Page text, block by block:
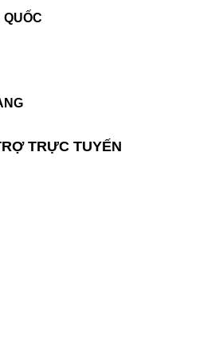
TRỰC TUYẾN